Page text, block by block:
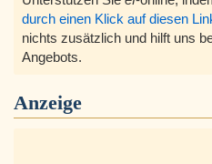
durch einen Klick auf diesen
nichts zusätzlich und hilft uns
Angebots.
Anzeige